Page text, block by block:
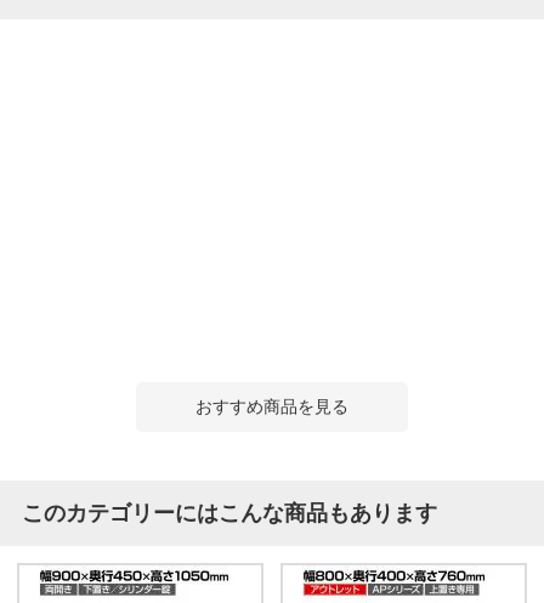
おすすめ商品を見る
このカテゴリーにはこんな商品もあります